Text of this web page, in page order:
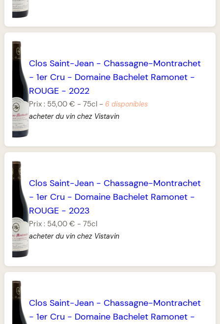
Clos Saint-Jean- Chassagne-Montrachet
- 1er Cru - Domaine Bachelet Ramonet-
ROUGE- 2022
Prix : 55,00 € - 75cl- 6 disponibles
acheter du vin chez Vistavin
Clos Saint-Jean- Chassagne-Montrachet
- 1er Cru - Domaine Bachelet Ramonet-
ROUGE- 2023
Prix : 54,00 € - 75cl
acheter du vin chez Vistavin
Clos Saint-Jean- Chassagne-Montrachet
- 1er Cru - Domaine Bachelet Ramonet-